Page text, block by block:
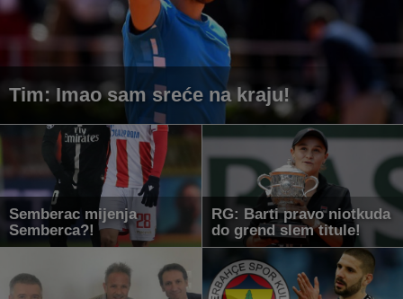
Tim: Imao sam sreće na kraju!
Semberac mijenja
Semberca?!
RG: Barti pravo niotkuda
do grend slem titule!